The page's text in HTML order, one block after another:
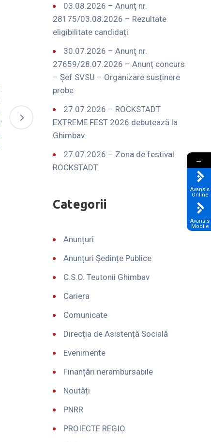
03.08.2026 – Anunț nr.
28175/03.08.2026 – Rezultate
eligibilitate candidați
30.07.2026 – Anunț nr.
27659/28.07.2026 – Anunț concurs
– Șef SVSU – Organizare susținere
probe
27.07.2026 – ROCKSTADT
EXTREME FEST 2026 debutează la
Ghimbav
27.07.2026 – Zona de festival
ROCKSTADT
Categorii
Anunțuri
Anunțuri Ședințe Publice
C.S.O. Teutonii Ghimbav
Cariera
Comunicate
Direcția de Asistență Socială
Evenimente
Finanțări nerambursabile
Noutăți
PNRR
PROIECTE REGIO
→
Avansis
Online
Avansis
Mobile